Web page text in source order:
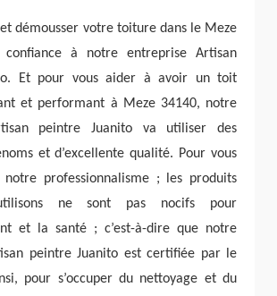
démousser votre toiture dans le Meze
confiance à notre entreprise Artisan
Et pour vous aider à avoir un toit
et performant à Meze 34140, notre
peintre Juanito va utiliser des
et d’excellente qualité. Pour vous
professionnalisme ; les produits
ne sont pas nocifs pour
et la santé ; c’est-à-dire que notre
peintre Juanito est certifiée par le
pour s’occuper du nettoyage et du